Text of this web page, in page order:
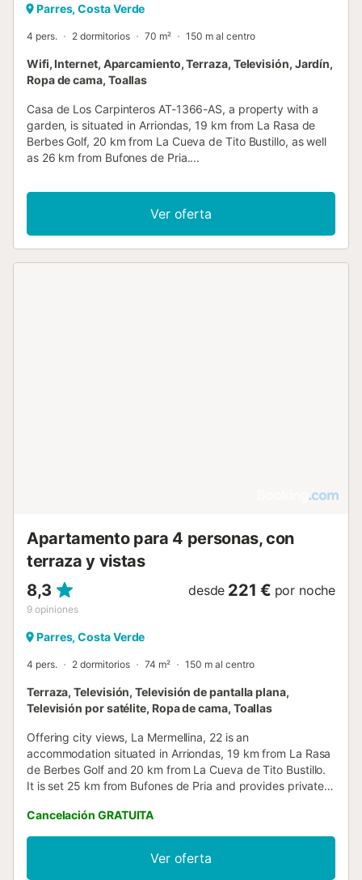
Parres, Costa Verde
4 pers. 2 dormitorios 70 m² 150 m al centro
Wifi, Internet, Aparcamiento, Terraza, Televisión, Jardín,
Ropa de cama, Toallas
Casa de Los Carpinteros AT-1366-AS, a property with a
garden, is situated in Arriondas, 19 km from La Rasa de
Berbes Golf, 20 km from La Cueva de Tito Bustillo, as well
as 26 km from Bufones de Pria....
Ver oferta
Apartamento para 4 personas, con
terraza y vistas
8,3
9 opiniones
desde 221 € por noche
Parres, Costa Verde
4 pers. 2 dormitorios 74 m² 150 m al centro
Terraza, Televisión, Televisión de pantalla plana,
Televisión por satélite, Ropa de cama, Toallas
Offering city views, La Mermellina, 22 is an
accommodation situated in Arriondas, 19 km from La Rasa
de Berbes Golf and 20 km from La Cueva de Tito Bustillo.
It is set 25 km from Bufones de Pria and provides private
Cancelación GRATUITA
Ver oferta